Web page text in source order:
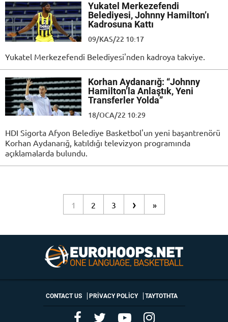
Yukatel Merkezefendi
Belediyesi, Johnny Hamilton’ı
Kadrosuna Kattı
09/KAS/22 10:17
Yukatel Merkezefendi Belediyesi'nden kadroya takviye.
Korhan Aydanarığ: “Johnny
Hamilton’la Anlaştık, Yeni
Transferler Yolda”
18/OCA/22 10:29
HDI Sigorta Afyon Belediye Basketbol'un yeni başantrenörü
Korhan Aydanarığ, katıldığı televizyon programında
açıklamalarda bulundu.
1 2 3 › »
CONTACT US PRIVACY POLICY ΤΑΥΤΟΤΗΤΑ